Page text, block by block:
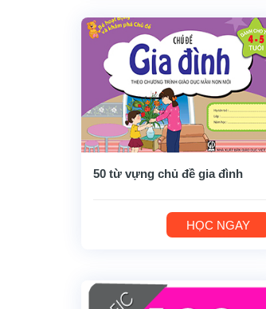
50 từ vựng chủ đề gia đình
HỌC NGAY